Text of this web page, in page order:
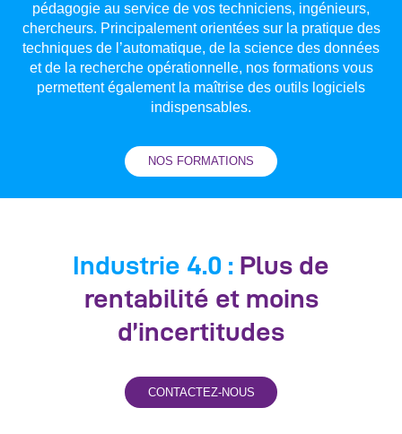
pédagogie au service de vos techniciens, ingénieurs,
chercheurs. Principalement orientées sur la pratique des
techniques de l’automatique, de la science des données
et de la recherche opérationnelle, nos formations vous
permettent également la maîtrise des outils logiciels
indispensables.
NOS FORMATIONS
Industrie 4.0 : Plus de
rentabilité et moins
d’incertitudes